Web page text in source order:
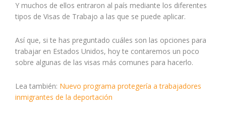
Y muchos de ellos entraron al país mediante los diferentes
tipos de Visas de Trabajo a las que se puede aplicar.
Así que, si te has preguntado cuáles son las opciones para
trabajar en Estados Unidos, hoy te contaremos un poco
sobre algunas de las visas más comunes para hacerlo.
Lea también: Nuevo programa protegería a trabajadores
inmigrantes de la deportación